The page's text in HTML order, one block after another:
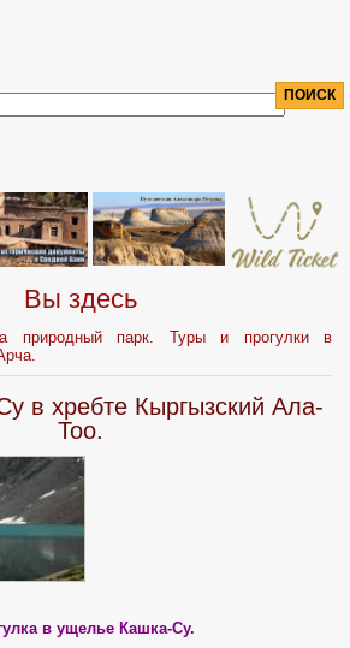
Вы здесь
природный парк. Туры и прогулки в
в хребте Кыргызский Ала-
Тоо.
в ущелье Кашка-Су.